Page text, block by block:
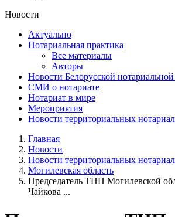
Новости
Актуально
Нотариальная практика
Все материалы
Авторы
Новости Белорусской
СМИ о нотариате
Нотариат в мире
Мероприятия
Новости территориальных
Главная
Новости
Новости территориальных
Могилевская область
Председатель ТНП Могилевской
Чайкова ...